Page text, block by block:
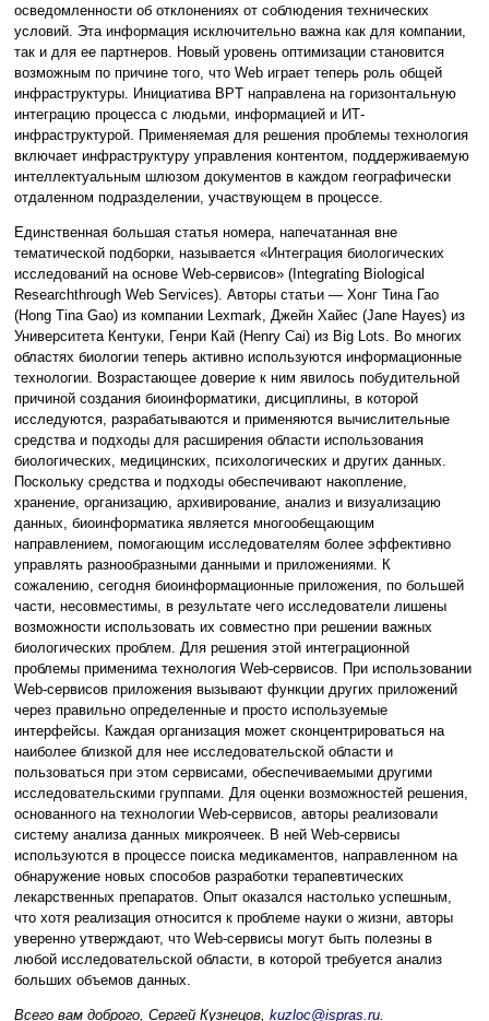
осведомленности об отклонениях от соблюдения технических
условий. Эта информация исключительно важна как для компании,
так и для ее партнеров. Новый уровень оптимизации становится
возможным по причине того, что Web играет теперь роль общей
инфраструктуры. Инициатива BPT направлена на горизонтальную
интеграцию процесса с людьми, информацией и ИТ-
инфраструктурой. Применяемая для решения проблемы технология
включает инфраструктуру управления контентом, поддерживаемую
интеллектуальным шлюзом документов в каждом географически
отдаленном подразделении, участвующем в процессе.
Единственная большая статья номера, напечатанная вне
тематической подборки, называется «Интеграция биологических
исследований на основе Web-сервисов» (Integrating Biological
Researchthrough Web Services). Авторы статьи — Хонг Тина Гао
(Hong Tina Gao) из компании Lexmark, Джейн Хайес (Jane Hayes) из
Университета Кентуки, Генри Кай (Henry Cai) из Big Lots. Во многих
областях биологии теперь активно используются информационные
технологии. Возрастающее доверие к ним явилось побудительной
причиной создания биоинформатики, дисциплины, в которой
исследуются, разрабатываются и применяются вычислительные
средства и подходы для расширения области использования
биологических, медицинских, психологических и других данных.
Поскольку средства и подходы обеспечивают накопление,
хранение, организацию, архивирование, анализ и визуализацию
данных, биоинформатика является многообещающим
направлением, помогающим исследователям более эффективно
управлять разнообразными данными и приложениями. К
сожалению, сегодня биоинформационные приложения, по большей
части, несовместимы, в результате чего исследователи лишены
возможности использовать их совместно при решении важных
биологических проблем. Для решения этой интеграционной
проблемы применима технология Web-сервисов. При использовании
Web-сервисов приложения вызывают функции других приложений
через правильно определенные и просто используемые
интерфейсы. Каждая организация может сконцентрироваться на
наиболее близкой для нее исследовательской области и
пользоваться при этом сервисами, обеспечиваемыми другими
исследовательскими группами. Для оценки возможностей решения,
основанного на технологии Web-сервисов, авторы реализовали
систему анализа данных микроячеек. В ней Web-сервисы
используются в процессе поиска медикаментов, направленном на
обнаружение новых способов разработки терапевтических
лекарственных препаратов. Опыт оказался настолько успешным,
что хотя реализация относится к проблеме науки о жизни, авторы
уверенно утверждают, что Web-сервисы могут быть полезны в
любой исследовательской области, в которой требуется анализ
больших объемов данных.
Всего вам доброго, Сергей Кузнецов, kuzloc@ispras.ru.